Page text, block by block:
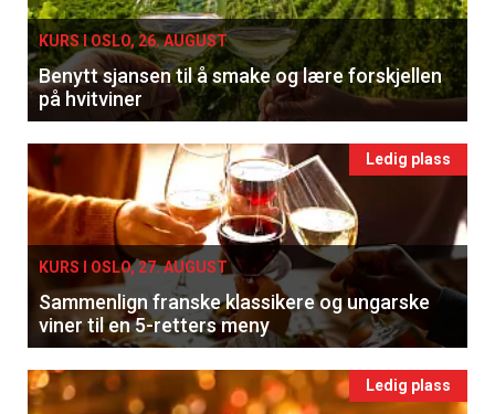
KURS I OSLO, 26. AUGUST
Benytt sjansen til å smake og lære forskjellen
på hvitviner
Ledig plass
KURS I OSLO, 27. AUGUST
Sammenlign franske klassikere og ungarske
viner til en 5-retters meny
Ledig plass